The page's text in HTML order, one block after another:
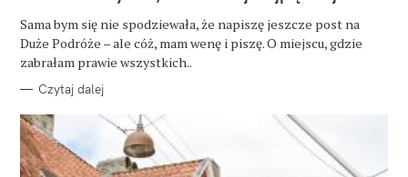
O
R
I
Sama bym się nie spodziewała, że napiszę jeszcze post na
Duże Podróże – ale cóż, mam wenę i piszę. O miejscu, gdzie
zabrałam prawie wszystkich..
Czytaj dalej